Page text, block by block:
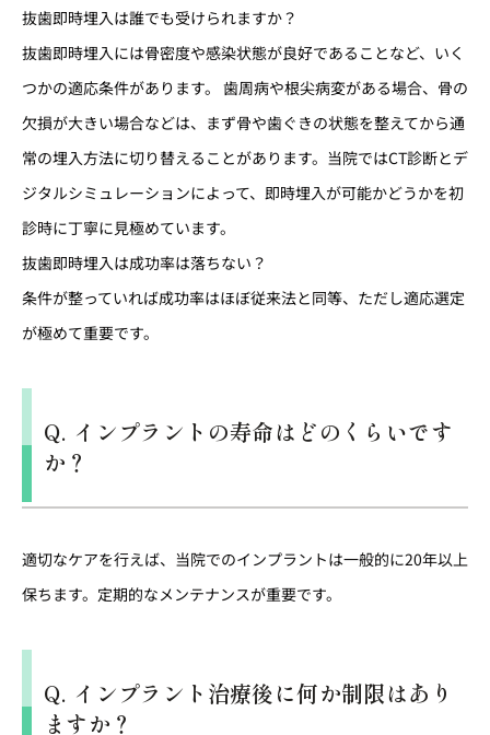
抜歯即時埋入は誰でも受けられますか？
抜歯即時埋入には骨密度や感染状態が良好であることなど、いく
つかの適応条件があります。 歯周病や根尖病変がある場合、骨の
欠損が大きい場合などは、まず骨や歯ぐきの状態を整えてから通
常の埋入方法に切り替えることがあります。当院ではCT診断とデ
ジタルシミュレーションによって、即時埋入が可能かどうかを初
診時に丁寧に見極めています。
抜歯即時埋入は成功率は落ちない？
条件が整っていれば成功率はほぼ従来法と同等、ただし適応選定
が極めて重要です。
Q. インプラントの寿命はどのくらいです
か？
適切なケアを行えば、当院でのインプラントは一般的に20年以上
保ちます。定期的なメンテナンスが重要です。
Q. インプラント治療後に何か制限はあり
ますか？